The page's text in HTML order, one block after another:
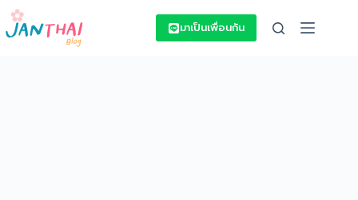
Skip
content
มาเป็นเพื่อนกัน